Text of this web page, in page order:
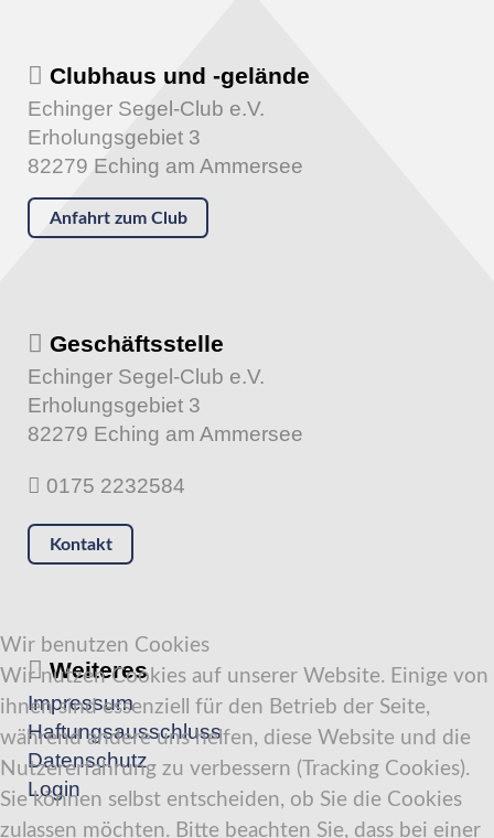
Clubhaus und -gelände
Echinger Segel-Club e.V.
Erholungsgebiet 3
82279 Eching am Ammersee
Anfahrt zum Club
Geschäftsstelle
Echinger Segel-Club e.V.
Erholungsgebiet 3
82279 Eching am Ammersee
0175 2232584
Kontakt
Weiteres
Impressum
Haftungsausschluss
Datenschutz
Login
Wir benutzen Cookies
Wir nutzen Cookies auf unserer Website. Einige von
ihnen sind essenziell für den Betrieb der Seite,
während andere uns helfen, diese Website und die
Nutzererfahrung zu verbessern (Tracking Cookies).
Sie können selbst entscheiden, ob Sie die Cookies
zulassen möchten. Bitte beachten Sie, dass bei einer